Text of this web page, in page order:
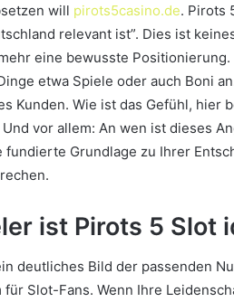
will pirots5casino.de. Pirots
relevant ist”. Dies ist
eine bewusste
etwa Spiele oder auch Boni
Kunden. Wie ist das Gefühl, hier
vor allem: An wen ist dieses
Grundlage zu Ihrer
ist Pirots 5 Slot
deutliches Bild der passenden
Slot-Fans. Wenn Ihre